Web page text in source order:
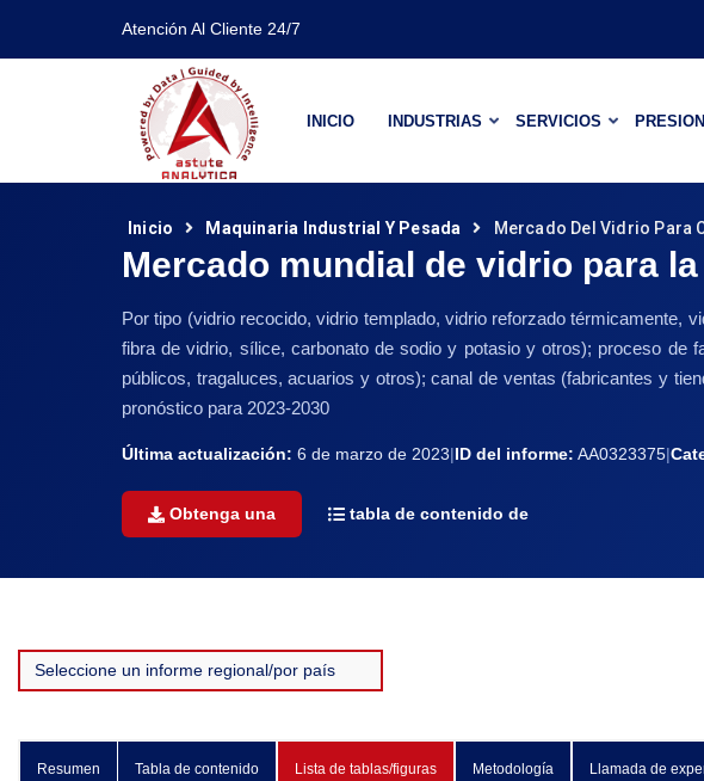
Atención Al Cliente 24/7
INICIO INDUSTRIAS SERVICIOS
Inicio Maquinaria Industrial Y Pesada Mercado Del Vidrio Para
Mercado mundial de vidrio para
Por tipo (vidrio recocido, vidrio templado, vidrio reforzado térmicamente,
fibra de vidrio, sílice, carbonato de sodio y potasio y otros); proceso de
públicos, tragaluces, acuarios y otros); canal de ventas (fabricantes y
pronóstico para 2023-2030
Última actualización: 6 de marzo de 2023|ID del informe: AA0323375|
Obtenga una tabla de contenido de
Resumen Tabla de contenido Lista de tablas/figuras Metodología Llamada de